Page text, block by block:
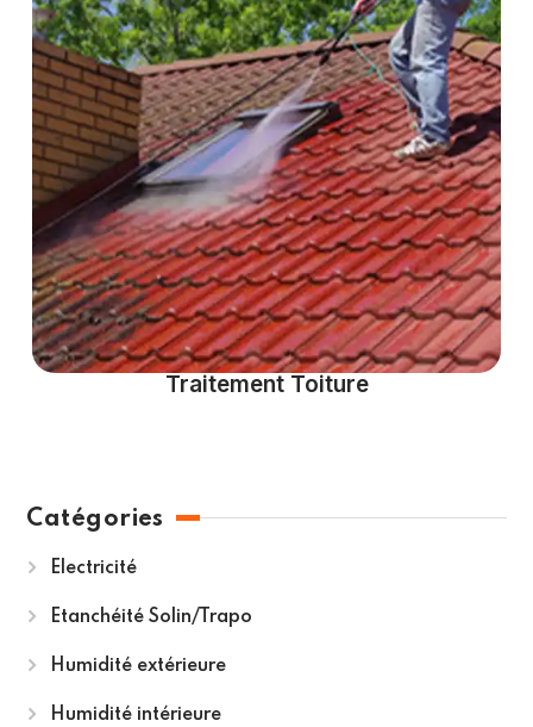
Traitement Toiture
Catégories
Electricité
Etanchéité Solin/Trapo
Humidité extérieure
Humidité intérieure